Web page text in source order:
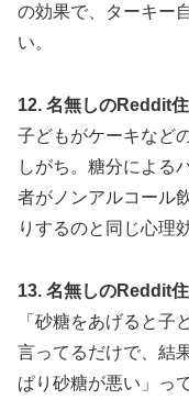
の効果で、ターキー
い。
12. 名無しのReddit
子どもがケーキなど
しがち。糖分による
者がノンアルコール
りするのと同じ心理
13. 名無しのReddit
「砂糖をあげると子
言ってるだけで、結
ぱり砂糖が悪い」っ